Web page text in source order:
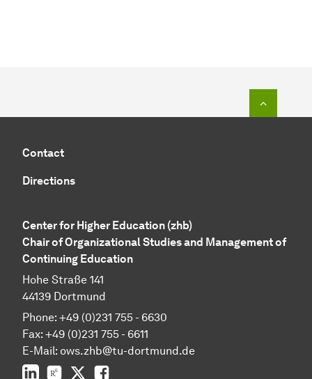
Contact
Directions
Center for Higher Education (zhb)
Chair of Organizational Studies and Management of
Continuing Education
Hohe Straße 141
44139 Dortmund
Phone: +49 (0)231 755 - 6630
Fax: +49 (0)231 755 - 6611
E-Mail: ows.zhb@tu-dortmund.de
LinkedInResearchGate
Twitter